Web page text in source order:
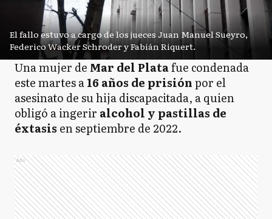
El fallo estuvo a cargo de los jueces Juan Manuel Sueyro,
Federico Wacker Schroder y Fabián Riquert.
Una mujer de Mar del Platafue condenada
este martes a16 años de prisiónpor el
asesinato de su hija discapacitada, a quien
obligó a ingerir alcohol y pastillas de
éxtasis en septiembre de 2022.
Ads